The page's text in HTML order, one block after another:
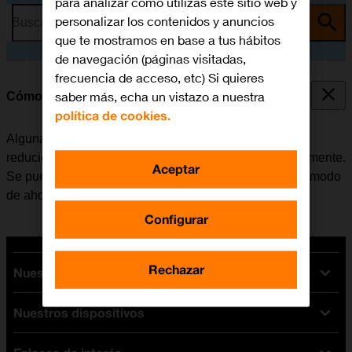
Busca por problema o tema
Cómo ahorrar batería
Algunas funciones del móvil consumen mucha batería,
reduciendo así la autonomía del teléfono considerablemente.
Se puede reducir el consumo de energía, activando el modo
de ahorro de batería.
Nuestras tarifas
Tarifas Orange
Tarifas fibra y móvil
Nuestros dispositivos
personalizar los contenidos y anuncios
que te mostramos en base a tus hábitos
de navegación (páginas visitadas,
frecuencia de acceso, etc) Si quieres
saber más, echa un vistazo a nuestra
política de cookies.
Configurar
Rechazar
Aceptar